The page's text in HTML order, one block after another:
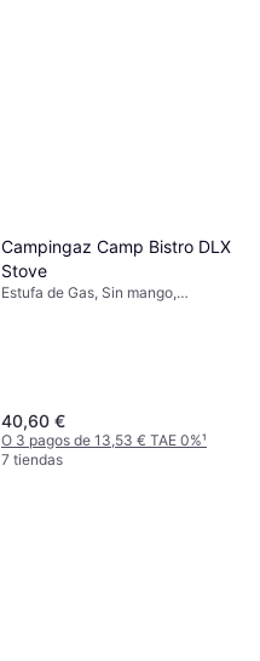
Campingaz Camp Bistro DLX
Stove
Estufa de Gas, Sin mango,
40,60 €
O 3 pagos de 13,53 € TAE 0%¹
7 tiendas